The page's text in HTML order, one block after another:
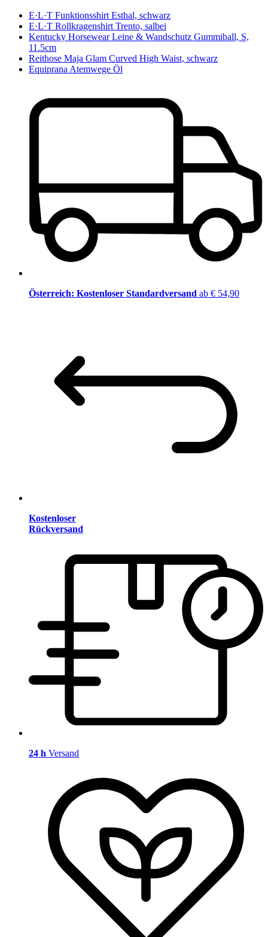
E·L·T Funktionsshirt Esthal, schwarz
E·L·T Rollkragenshirt Trento, salbei
Kentucky Horsewear Leine & Wandschutz Gummiball, S,
11.5cm
Reithose Maja Glam Curved High Waist, schwarz
Equiprana Atemwege Öl
Österreich: Kostenloser Standardversand ab € 54,90
Kostenloser
Rückversand
24 h Versand